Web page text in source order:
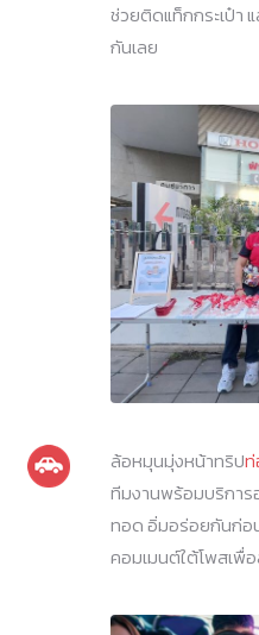
ช่วยติดแท็กกระเป๋า
กันเลย
ล้อหมุนมุ่งหน้าทริป
ทีมงานพร้อมบริการ
ทอด อิ่มอร่อยกันก่อ
คอมเมนต์ใต้โพสเพื่